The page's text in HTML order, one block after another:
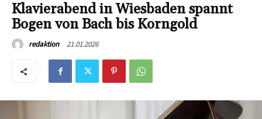
Klavierabend in Wiesbaden spannt
Bogen von Bach bis Korngold
redaktion 21.01.2026